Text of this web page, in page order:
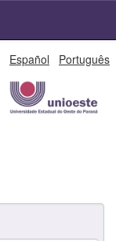
Español Português